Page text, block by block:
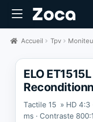
Accueil Tpv
ELO
Tactile 15 » HD 4:3
ms · Contraste